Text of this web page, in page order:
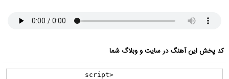
کد پخش این آهنگ در سایت و وبلاگ شما